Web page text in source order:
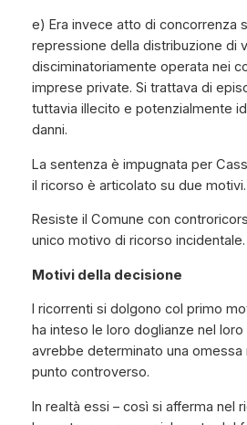
e) Era invece atto di concorrenza
repressione della distribuzione di
disciminatoriamente operata nei
imprese private. Si trattava di
tuttavia illecito e potenzialmente
danni.
La sentenza è impugnata per
il ricorso è articolato su due motivi.
Resiste il Comune con
unico motivo di ricorso incidentale.
Motivi della decisione
I ricorrenti si dolgono col primo
ha inteso le loro doglianze nel
avrebbe determinato una omessa
punto controverso.
In realtà essi – così si afferma nel